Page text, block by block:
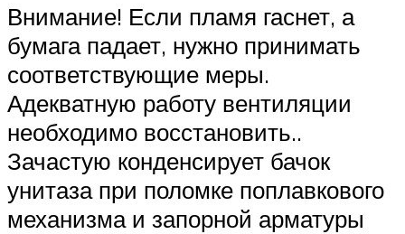
Внимание! Если пламя гаснет, а
бумага падает, нужно принимать
соответствующие меры.
Адекватную работу вентиляции
необходимо восстановить..
Зачастую конденсирует бачок
унитаза при поломке поплавкового
механизма и запорной арматуры